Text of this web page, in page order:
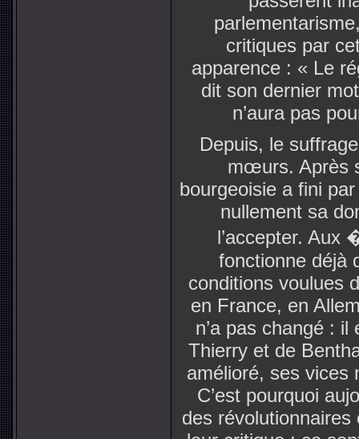
critiques par
apparence : « Le
dit son dernier
n’aura pas
Depuis, le
mœurs. Après
bourgeoisie a fini
nullement sa
l’accepter. Aux
fonctionne déjà
conditions voulues
en France, en
n’a pas changé :
Thierry et de
amélioré, ses vices
C’est pourquoi
des